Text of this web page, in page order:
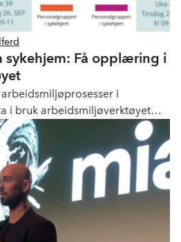
sykehjem: Få opplæring i
i
i bruk arbeidsmiljøverktøyet
i bransjeprogrammet er KS,
Delta, Unio, Fagforbundet og